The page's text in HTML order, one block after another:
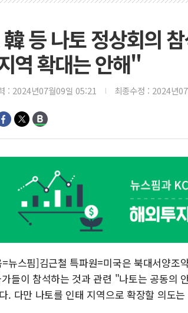
등 나토 정상회의
역 확대는 안해"
: 2024년07월09일 05:21 최종수정 : 2024년
뉴스핌]김근철 특파원=미국은 북대서양조
들이 참석하는 것과 관련 "나토는 공동의
. 다만 나토를 인태 지역으로 확장할 의도